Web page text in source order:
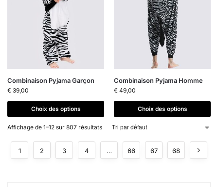
Combinaison Pyjama Garçon
€ 39,00
Choix des options
Combinaison Pyjama Homme
€ 49,00
Choix des options
Affichage de 1–12 sur 807 résultats
1 2 3 4 … 66 67 68